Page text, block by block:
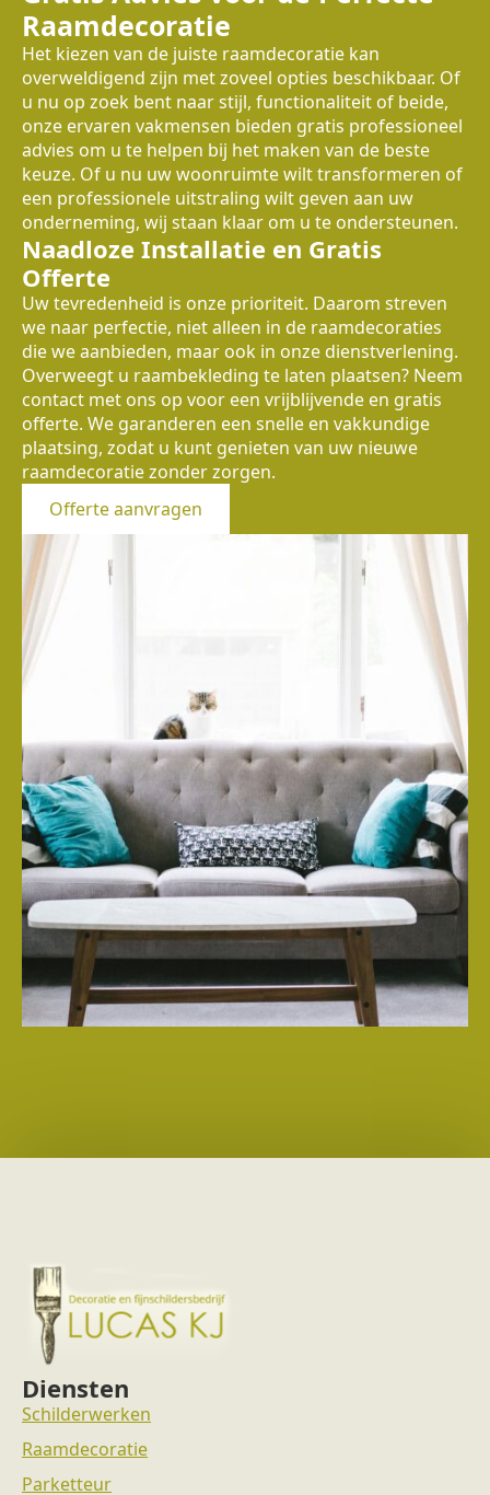
Raamdecoratie
Het kiezen van de juiste raamdecoratie kan
overweldigend zijn met zoveel opties beschikbaar. Of
u nu op zoek bent naar stijl, functionaliteit of beide,
onze ervaren vakmensen bieden gratis professioneel
advies om u te helpen bij het maken van de beste
keuze. Of u nu uw woonruimte wilt transformeren of
een professionele uitstraling wilt geven aan uw
onderneming, wij staan klaar om u te ondersteunen.
Naadloze Installatie en Gratis
Offerte
Uw tevredenheid is onze prioriteit. Daarom streven
we naar perfectie, niet alleen in de raamdecoraties
die we aanbieden, maar ook in onze dienstverlening.
Overweegt u raambekleding te laten plaatsen? Neem
contact met ons op voor een vrijblijvende en gratis
offerte. We garanderen een snelle en vakkundige
plaatsing, zodat u kunt genieten van uw nieuwe
raamdecoratie zonder zorgen.
Offerte aanvragen
Diensten
Schilderwerken
Raamdecoratie
Parketteur